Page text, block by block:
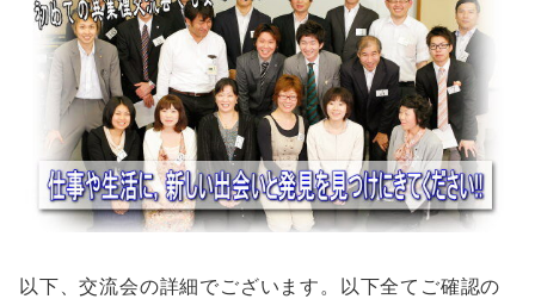
以下、交流会の詳細でございます。以下全てご確認の